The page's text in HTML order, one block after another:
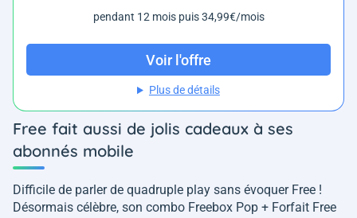
pendant 12 mois puis 34,99€/mois
Voir l'offre
Plus de détails
Free fait aussi de jolis cadeaux à ses
abonnés mobile
Difficile de parler de quadruple play sans évoquer Free !
Désormais célèbre, son combo Freebox Pop + Forfait Free